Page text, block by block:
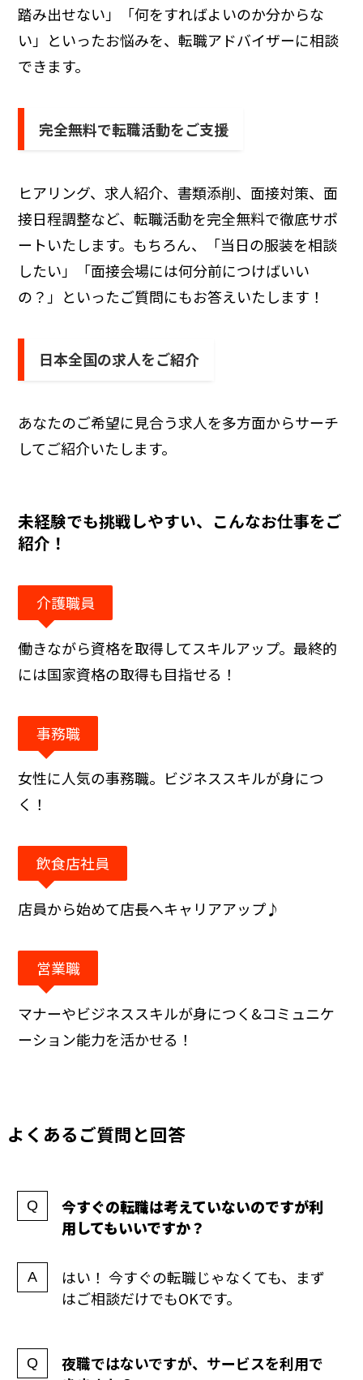
踏み出せない」「何をすればよいのか分からな
い」といったお悩みを、転職アドバイザーに相談
できます。
完全無料で転職活動をご支援
ヒアリング、求人紹介、書類添削、面接対策、面
接日程調整など、転職活動を完全無料で徹底サポ
ートいたします。もちろん、「当日の服装を相談
したい」「面接会場には何分前につけばいい
の？」といったご質問にもお答えいたします！
日本全国の求人をご紹介
あなたのご希望に見合う求人を多方面からサーチ
してご紹介いたします。
未経験でも挑戦しやすい、こんなお仕事をご
紹介！
介護職員
働きながら資格を取得してスキルアップ。最終的
には国家資格の取得も目指せる！
事務職
女性に人気の事務職。ビジネススキルが身につ
く！
飲食店社員
店員から始めて店長へキャリアアップ♪
営業職
マナーやビジネススキルが身につく&コミュニケ
ーション能力を活かせる！
よくあるご質問と回答
今すぐの転職は考えていないのですが利
用してもいいですか？
はい！ 今すぐの転職じゃなくても、まず
はご相談だけでもOKです。
夜職ではないですが、サービスを利用で